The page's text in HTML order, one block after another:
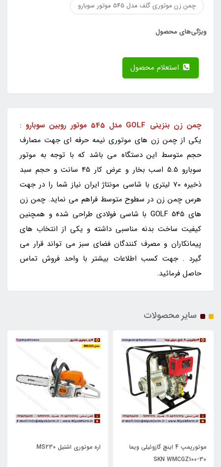
چمن زن موتوری گلف مدل 545 موتور سوبارو
ویژگی‌های محصول
چمن زن بنزینی GOLF مدل 545 موتور روبین سوبارو
:
یکی از چمن زن های موتوری نیمه حرفه ای جهت مصارف
حجم متوسط این دستگاه می باشد که با توجه به موتور
سوبارو 5.5 اسب بخار و عرض کار 45 سانت و حجم سبد
ذخیره 70 لیتری با شاسی مونتاژ ایران نیاز شما را در جهت
هرس چمن زن در سطوح متوسط فراهم می نماید. چمن زن
های GOLF 545 با شاسی فولادی طراحی شده و همچنین
کیفیت ساخت بدنه مناسبی داشته و یکی از انتخاب های
پیمانکاران و مصرف کنندگان فضای سبز می تواند قرار می
گیرد . جهت کسب اطلاعات بیشتر با واحد فروش تماس
حاصل فرمائید.
سایر محصولات
موتورپمپ 4 اینچ گازوئیلی ویما
SKN WMCGZ100-30
اره موتوری اشتیل MS230